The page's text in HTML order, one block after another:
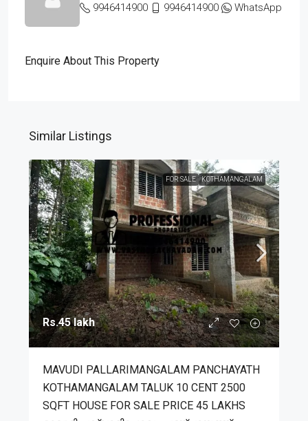
9946414900
9946414900 WhatsApp
Enquire About This Property
Similar Listings
FOR SALE KOTHAMANGALAM
Rs.45 lakh
MAVUDI PALLARIMANGALAM PANCHAYATH
KOTHAMANGALAM TALUK 10 CENT 2500
SQFT HOUSE FOR SALE PRICE 45 LAKHS